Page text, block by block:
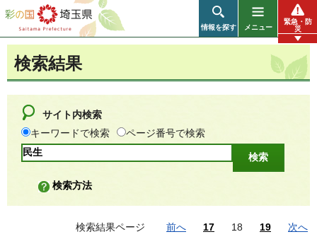
彩の国 埼玉県
情報を探す メニュー
緊急・防
災
検索結果
サイト内検索
キーワードで検索
ページ番号で検索
検索方法
検索結果ページ 前へ 17 18 19 次へ